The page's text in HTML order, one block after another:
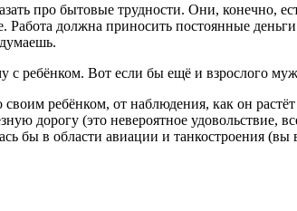
про бытовые трудности. Они, конечно,
должна приносить постоянные
ребёнком. Вот если бы ещё и взрослого
ребёнком, от наблюдения, как он
дорогу (это невероятное удовольствие,
бы в области авиации и танкостроения